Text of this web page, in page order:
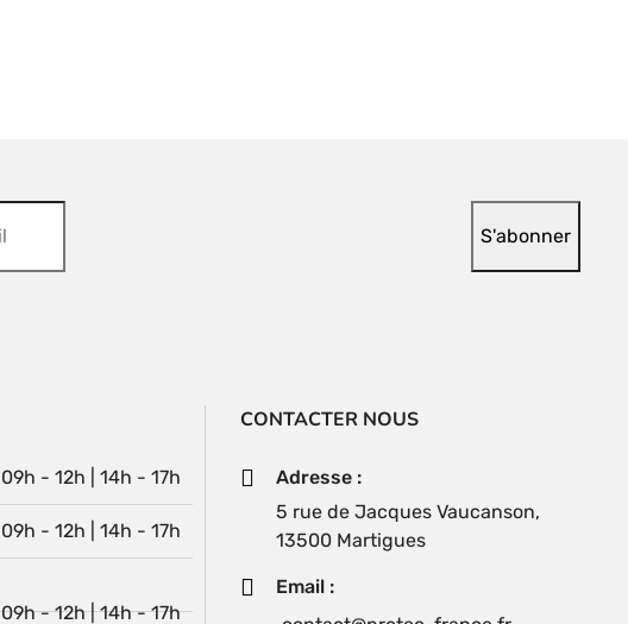
09h - 12h | 14h - 17h
09h - 12h | 14h - 17h
09h - 12h | 14h - 17h
CONTACTER NOUS
Adresse :
5 rue de Jacques Vaucanson,
13500 Martigues
Email :